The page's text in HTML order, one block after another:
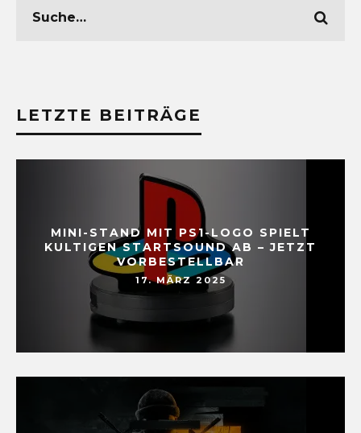
LETZTE BEITRÄGE
MINI-STAND MIT PS1-LOGO SPIELT
KULTIGEN STARTSOUND AB – JETZT
VORBESTELLBAR
17. MÄRZ 2025